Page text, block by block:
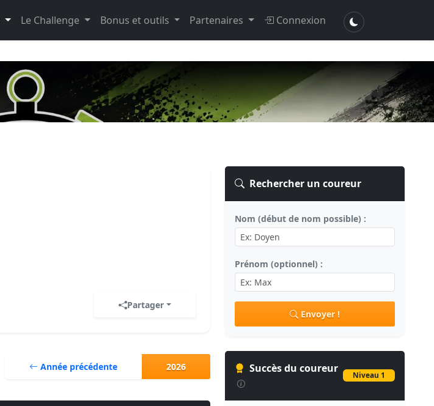
Le Challenge Bonus et outils Partenaires Connexion
Partager
Année précédente 2026
Rechercher un coureur
Nom (début de nom possible) :
Prénom (optionnel) :
Envoyer !
Succès du coureur
Niveau 1